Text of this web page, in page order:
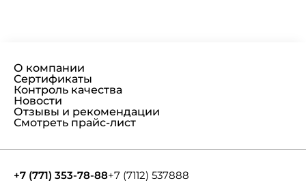
О компании
Сертификаты
Контроль качества
Новости
Отзывы и рекомендации
Смотреть прайс-лист
+7 (771) 353-78-88+7 (7112) 537888